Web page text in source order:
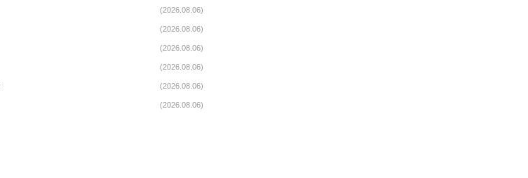
(2026.08.06)
(2026.08.06)
(2026.08.06)
(2026.08.06)
(2026.08.06)
(2026.08.06)